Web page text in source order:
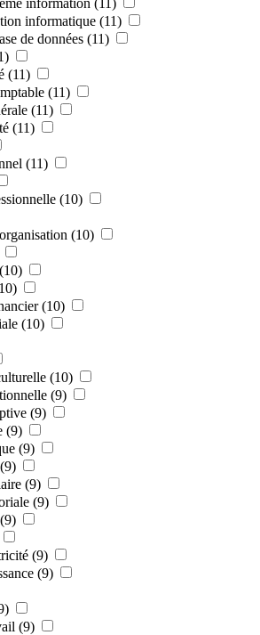
informatique (11)
de données (11)
(11)
(11)
(11)
(11)
(11)
(10)
(10)
(10)
(10)
(10)
(10)
(9)
(9)
(9)
(9)
(9)
(9)
(9)
(9)
(9)
(9)
(9)